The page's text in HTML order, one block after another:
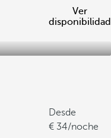
Ver
disponibilidad
Desde
34/noche